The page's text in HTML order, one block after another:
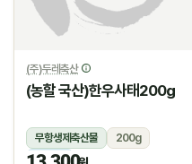
(주)두레축산
(농할 국산)한우사태200g
무항생제축산물
200g
냉장